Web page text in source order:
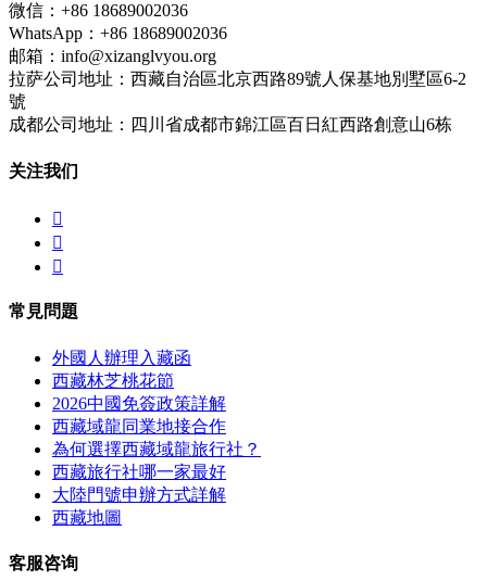
微信：+86 18689002036
WhatsApp：+86 18689002036
邮箱：info@xizanglvyou.org
拉萨公司地址：西藏自治區北京西路89號人保基地別墅區6-2
號
成都公司地址：四川省成都市錦江區百日紅西路創意山6栋
关注我们



常見問題
外國人辦理入藏函
西藏林芝桃花節
2026中國免簽政策詳解
西藏域龍同業地接合作
為何選擇西藏域龍旅行社？
西藏旅行社哪一家最好
大陸門號申辦方式詳解
西藏地圖
客服咨询